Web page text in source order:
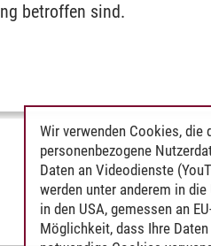
betroffen sind.
Wir verwenden Cookies, die
personenbezogene
Daten an Videodienste
werden unter anderem in
in den USA, gemessen an
Möglichkeit, dass Ihre